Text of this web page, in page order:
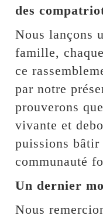
des
Nous lançons
famille,
ce
par notre
prouverons
vivante et
puissions bâtir
communauté
Un dernier
Nous